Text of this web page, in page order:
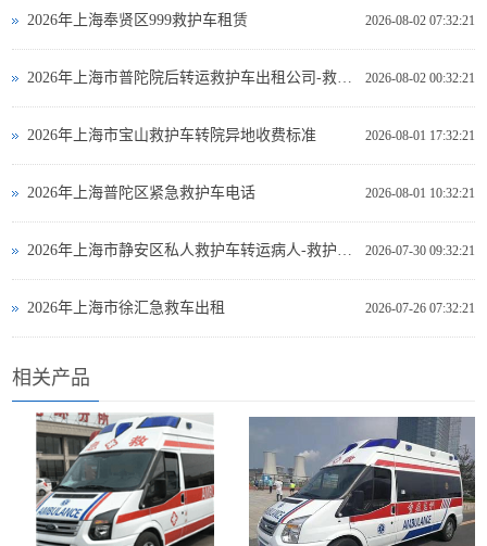
2026-08-02 07:32:21
2026年上海奉贤区999救护车租赁
2026-08-02 00:32:21
2026-08-01 17:32:21
2026年上海市宝山救护车转院异地收费标准
2026-08-01 10:32:21
2026年上海普陀区紧急救护车电话
2026-07-30 09:32:21
2026-07-26 07:32:21
2026年上海市徐汇急救车出租
相关产品